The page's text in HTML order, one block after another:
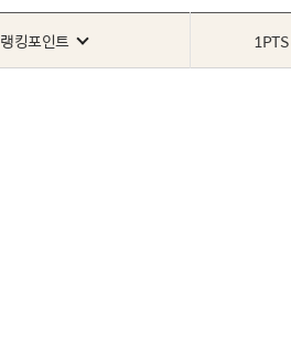
랭킹포인트 1PTS